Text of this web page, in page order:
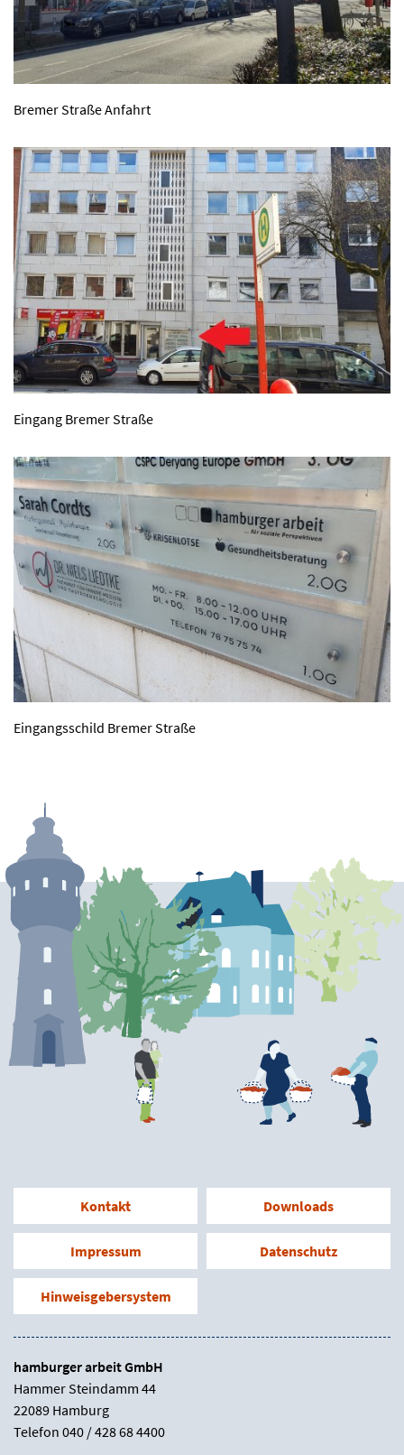
Bremer Straße Anfahrt
Eingang Bremer Straße
Eingangsschild Bremer Straße
Kontakt Downloads
Impressum Datenschutz
Hinweisgebersystem
hamburger arbeit GmbH
Hammer Steindamm 44
22089 Hamburg
Telefon 040 / 428 68 4400